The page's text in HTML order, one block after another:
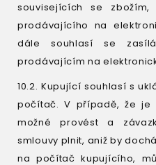
souvisejících se
prodávajícího na
dále souhlasí se
prodávajícím na
10.2. Kupující souhlasí s
počítač. V případě, že je
možné provést a
smlouvy plnit, aniž by
na počítač kupujícího,